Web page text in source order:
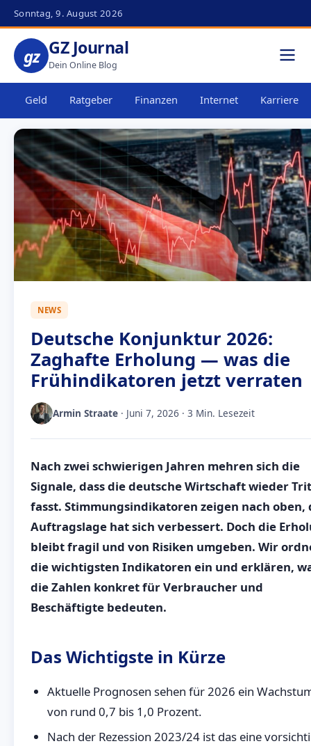
Sonntag, 9. August 2026
gz GZ Journal
Dein Online Blog
Geld Ratgeber Finanzen Internet Karriere
NEWS
Deutsche Konjunktur 2026:
Zaghafte Erholung — was die
Frühindikatoren jetzt verraten
Armin Straate · Juni 7, 2026 · 3 Min. Lesezeit
Nach zwei schwierigen Jahren mehren sich die
Signale, dass die deutsche Wirtschaft wieder
fasst. Stimmungsindikatoren zeigen nach oben,
Auftragslage hat sich verbessert. Doch die
bleibt fragil und von Risiken umgeben. Wir
die wichtigsten Indikatoren ein und erklären,
die Zahlen konkret für Verbraucher und
Beschäftigte bedeuten.
Das Wichtigste in Kürze
Aktuelle Prognosen sehen für 2026 ein
von rund 0,7 bis 1,0 Prozent.
Nach der Rezession 2023/24 ist das eine